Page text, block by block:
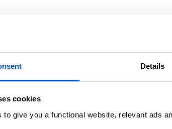
Details
cookies
to give you a functional website, relevant ads